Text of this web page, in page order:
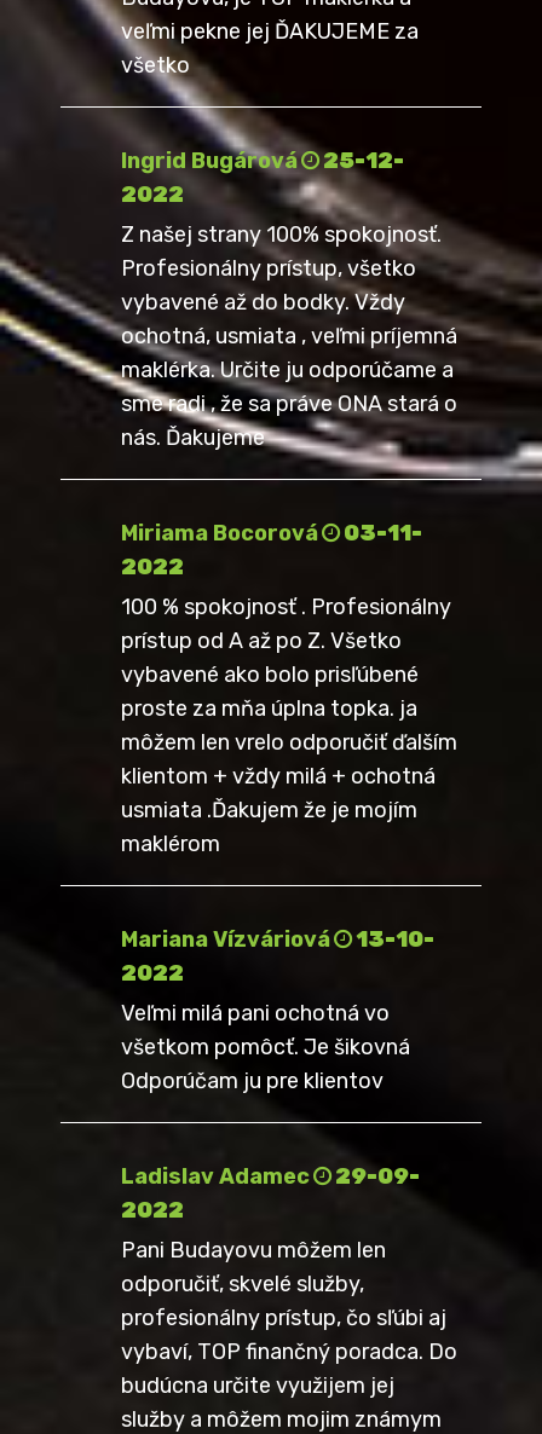
veľmi pekne jej ĎAKUJEME za
všetko
Ingrid Bugárová
25-12-
2022
Z našej strany 100% spokojnosť.
Profesionálny prístup, všetko
vybavené až do bodky. Vždy
ochotná, usmiata , veľmi príjemná
maklérka. Určite ju odporúčame a
sme radi , že sa práve ONA stará o
nás. Ďakujeme
Miriama Bocorová
03-11-
2022
100 % spokojnosť . Profesionálny
prístup od A až po Z. Všetko
vybavené ako bolo prisľúbené
proste za mňa úplna topka. ja
môžem len vrelo odporučiť ďalším
klientom + vždy milá + ochotná
usmiata .Ďakujem že je mojím
maklérom
Mariana Vízváriová
13-10-
2022
Veľmi milá pani ochotná vo
všetkom pomôcť. Je šikovná
Odporúčam ju pre klientov
Ladislav Adamec
29-09-
2022
Pani Budayovu môžem len
odporučiť, skvelé služby,
profesionálny prístup, čo sľúbi aj
vybaví, TOP finančný poradca. Do
budúcna určite využijem jej
služby a môžem mojim známym